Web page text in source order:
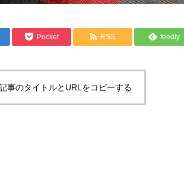
Pocket RSS feedly
事のタイトルとURLをコピーする